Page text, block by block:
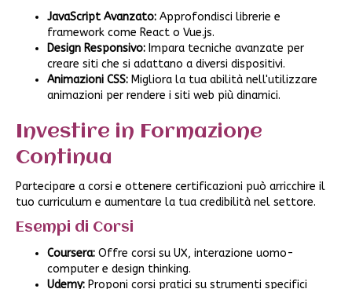
JavaScript Avanzato: Approfondisci librerie e
framework come React o Vue.js.
Design Responsivo: Impara tecniche avanzate per
creare siti che si adattano a diversi dispositivi.
Animazioni CSS: Migliora la tua abilità nell'utilizzare
animazioni per rendere i siti web più dinamici.
Investire in Formazione
Continua
Partecipare a corsi e ottenere certificazioni può arricchire il
tuo curriculum e aumentare la tua credibilità nel settore.
Esempi di Corsi
Coursera: Offre corsi su UX, interazione uomo-
computer e design thinking.
Udemy: Proponi corsi pratici su strumenti specifici